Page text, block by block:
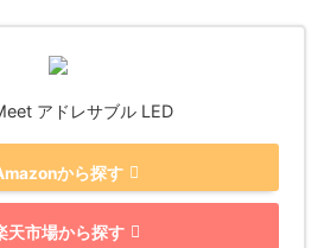
アドレサブル LED
から探す
天市場から探す